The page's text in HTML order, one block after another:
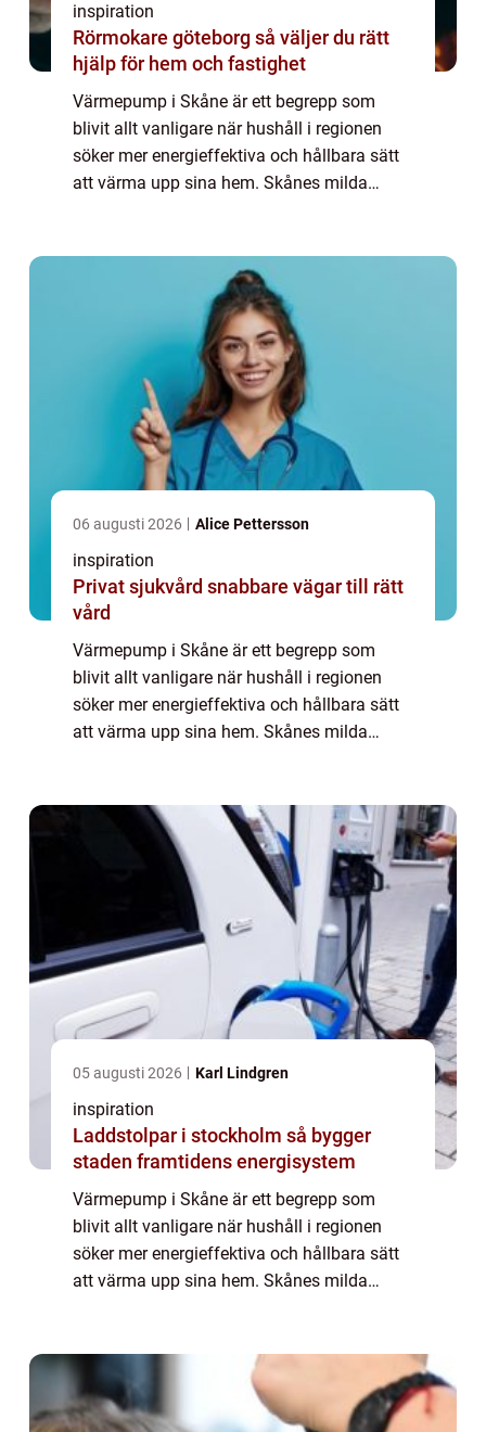
inspiration
Rörmokare göteborg så väljer du rätt
hjälp för hem och fastighet
Värmepump i Skåne är ett begrepp som
blivit allt vanligare när hushåll i regionen
söker mer energieffektiva och hållbara sätt
att värma upp sina hem. Skånes milda
06 augusti 2026 Alice Pettersson
inspiration
Privat sjukvård snabbare vägar till rätt
vård
Värmepump i Skåne är ett begrepp som
blivit allt vanligare när hushåll i regionen
söker mer energieffektiva och hållbara sätt
att värma upp sina hem. Skånes milda
05 augusti 2026 Karl Lindgren
inspiration
Laddstolpar i stockholm så bygger
staden framtidens energisystem
Värmepump i Skåne är ett begrepp som
blivit allt vanligare när hushåll i regionen
söker mer energieffektiva och hållbara sätt
att värma upp sina hem. Skånes milda